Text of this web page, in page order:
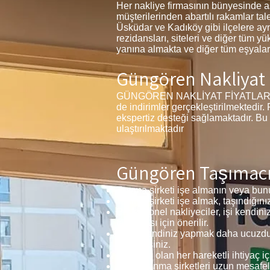
Her nakliye firmasının
müşterilerinden abartılı rakamlar
Üsküdar ve Kadıköy gibi ilçelere
rezidansları, siteleri ve diğer tüm
yanına almakta ve diğer tüm
Güngören Nakliyat
GÜNGÖREN NAKLİYAT
de indirimler gerçekleştirilmektedir.
ekspertiz desteği sağlamaktadır.
ulaştırılmaktadır
Güngören
Taşıma şirketi işe almanın veya
Taşıma şirketi işe almak,
Profesyonel nakliyeciler, işi
taşınması için önerilir.
Bunu kendiniz yapmak daha
edebilirsiniz.
Mümkün olan her hareketli ihtiyaç
Bazı taşınma şirketleri uzun